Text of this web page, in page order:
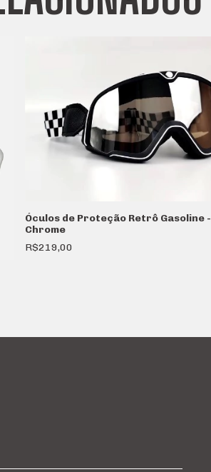
Óculos de Proteção Retrô Gasoline -
Chrome
R$219,00